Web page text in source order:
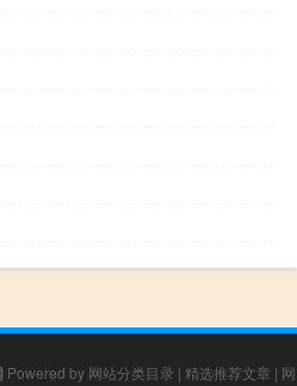
Powered by 网站分类目录 | 精选推荐文章 | 网